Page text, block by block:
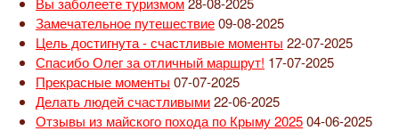
Замечательное путешествие09-08-2025
Цель достигнута - счастливые моменты 22-07-2025
Спасибо Олег за отличный маршрут! 17-07-2025
Прекрасные моменты 07-07-2025
Делать людей счастливыми22-06-2025
Отзывы из майского похода по Крыму 202504-06-2025